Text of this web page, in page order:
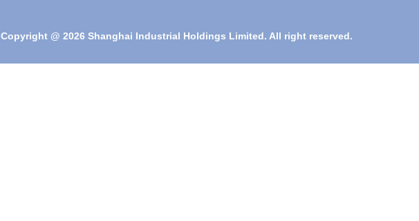
Copyright @ 2026 Shanghai Industrial Holdings Limited. All right reserved.